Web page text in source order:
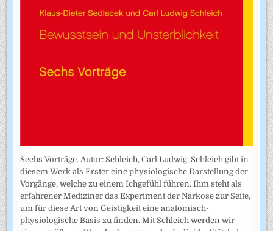
Sechs Vorträge. Autor: Schleich, Carl Ludwig. Schleich gibt in
diesem Werk als Erster eine physiologische Darstellung der
Vorgänge, welche zu einem Ichgefühl führen. Ihm steht als
erfahrener Mediziner das Experiment der Narkose zur Seite,
um für diese Art von Geistigkeit eine anatomisch-
physiologische Basis zu finden. Mit Schleich werden wir